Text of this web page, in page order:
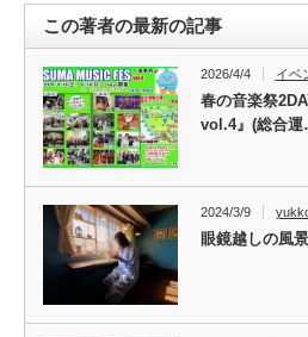
この著者の最新の記事
2026/4/4 イベ
春の音楽祭
vol.4』(総合
2024/3/9
眼鏡越しの風